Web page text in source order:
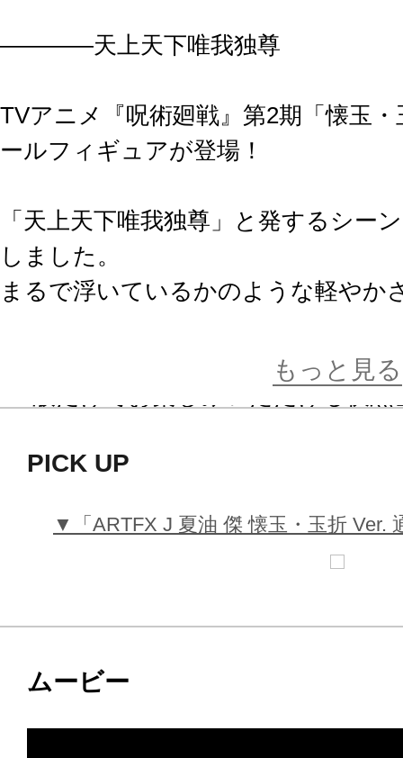
――――天上天下唯我独尊
TVアニメ『呪術廻戦』第2期「懐玉
ールフィギュアが登場！
「天上天下唯我独尊」と発するシー
しました。
まるで浮いているかのような軽やか
パール塗装がほどこされ、神々しさ
「ARTFX J 夏油 傑 懐玉・玉折 Ver.
※「ARTFX J 五条 悟 懐玉・玉折
もっと見る
PICK UP
▼「ARTFX J 夏油 傑 懐玉・玉折 Ver.
ムービー